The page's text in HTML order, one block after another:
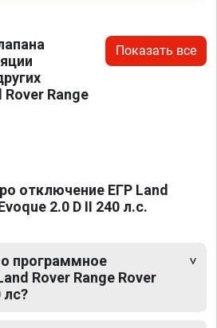
Range
Показать все
отключение ЕГР Land
2.0 D II 240 л.с.
программное
Rover Range Rover
лс?